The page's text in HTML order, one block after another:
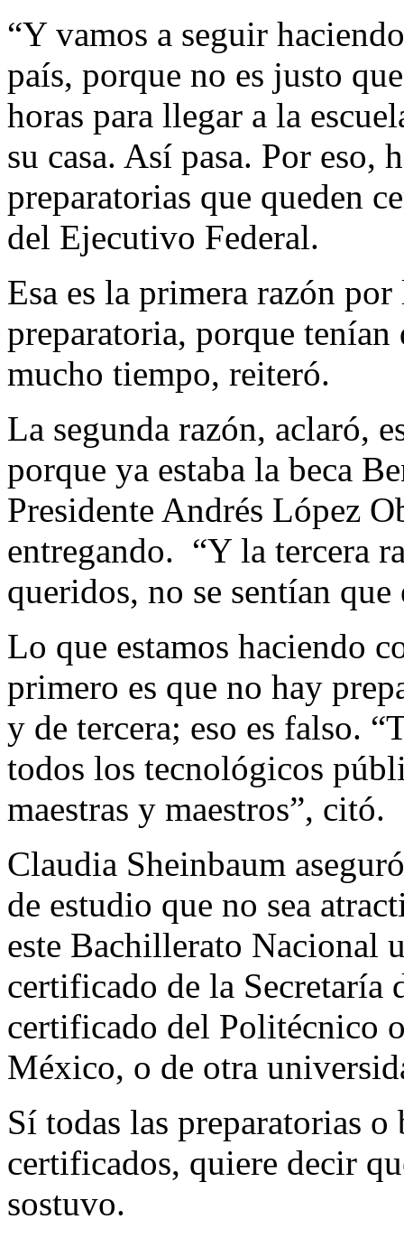
“Y vamos a seguir
país, porque no es justo
horas para llegar a la
su casa. Así pasa. Por eso,
preparatorias que queden
del Ejecutivo Federal.
Esa es la primera razón
preparatoria, porque tenían
mucho tiempo, reiteró.
La segunda razón, aclaró,
porque ya estaba la beca
Presidente Andrés López
entregando. “Y la tercera
queridos, no se sentían
Lo que estamos haciendo
primero es que no hay
y de tercera; eso es falso.
todos los tecnológicos
maestras y maestros”, citó.
Claudia Sheinbaum
de estudio que no sea
este Bachillerato Nacional
certificado de la Secretaría
certificado del Politécnico
México, o de otra
Sí todas las preparatorias
certificados, quiere decir
sostuvo.